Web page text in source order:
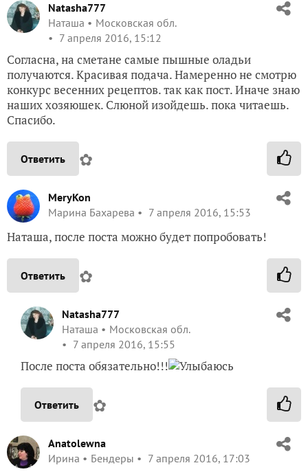
Natasha777
Наташа
Московская обл.
7 апреля 2016, 15:12
Согласна, на сметане самые пышные оладьи
получаются. Красивая подача. Намеренно не смотрю
конкурс весенних рецептов. так как пост. Иначе знаю
наших хозяюшек. Слюной изойдешь. пока читаешь.
Спасибо.
Ответить ✿
MeryKon
Марина Бахарева
7 апреля 2016, 15:53
Наташа, после поста можно будет попробовать!
Ответить ✿
Natasha777
Наташа
Московская обл.
7 апреля 2016, 15:55
После поста обязательно!!!
Ответить ✿
Anatolewna
Ирина
Бендеры 7 апреля 2016, 17:03